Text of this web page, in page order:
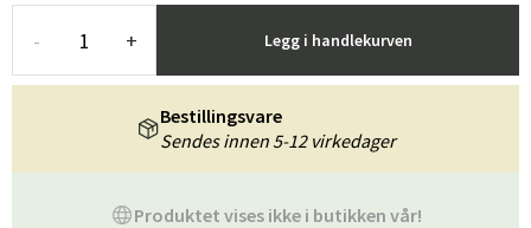
- + Legg i handlekurven
Produktet vises ikke i butikken vår!
Bestillingsvare
Sendes innen 5-12 virkedager